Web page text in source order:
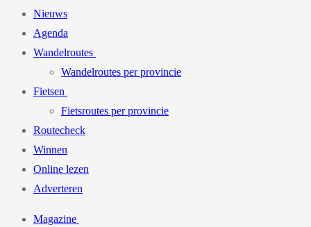
Nieuws
Agenda
Wandelroutes
Wandelroutes per provincie
Fietsen
Fietsroutes per provincie
Routecheck
Winnen
Online lezen
Adverteren
Magazine